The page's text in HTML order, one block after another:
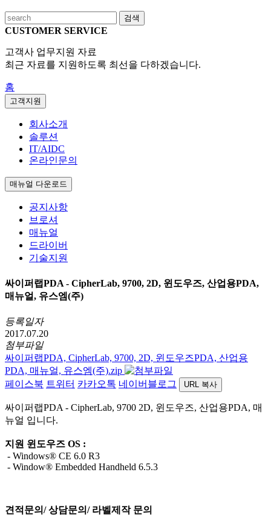
검색
CUSTOMER SERVICE
고객사 업무지원 자료
최근 자료를 지원하도록 최선을 다하겠습니다.
홈
고객지원
회사소개
솔루션
IT/AIDC
온라인문의
매뉴얼 다운로드
공지사항
브로셔
매뉴얼
드라이버
기술지원
싸이퍼랩PDA - CipherLab, 9700, 2D, 윈도우즈, 산업용PDA,
매뉴얼, 유스엠(주)
등록일자
2017.07.20
첨부파일
싸이퍼랩PDA, CipherLab, 9700, 2D, 윈도우즈PDA, 산업용
PDA, 매뉴얼, 유스엠(주).zip
페이스북 트위터 카카오톡 네이버블로그 URL 복사
싸이퍼랩PDA - CipherLab, 9700 2D, 윈도우즈, 산업용PDA, 매
뉴얼 입니다.
지원 윈도우즈 OS :
- Windows® CE 6.0 R3
- Window® Embedded Handheld 6.5.3
견적문의/ 상담문의/ 라벨제작 문의